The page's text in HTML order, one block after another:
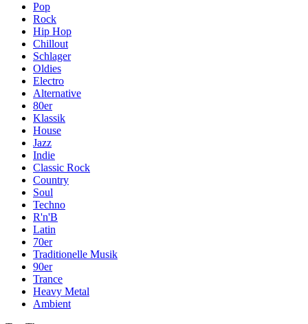
Pop
Rock
Hip Hop
Chillout
Schlager
Oldies
Electro
Alternative
80er
Klassik
House
Jazz
Indie
Classic Rock
Country
Soul
Techno
R'n'B
Latin
70er
Traditionelle Musik
90er
Trance
Heavy Metal
Ambient